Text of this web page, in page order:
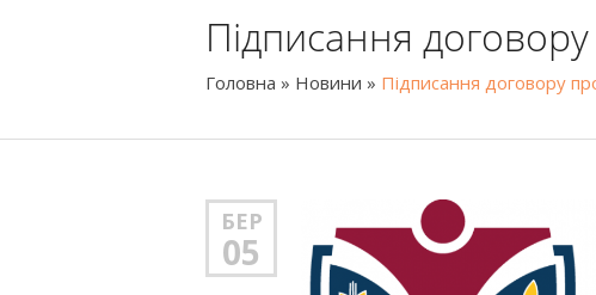
Підписання
Головна » Новини » Підписання договору
БЕР
05